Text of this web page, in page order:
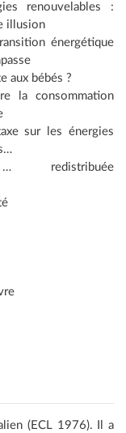
renouvelables :
illusion
énergétique
aux bébés ?
la consommation
sur les énergies
(ECL 1976). Il a